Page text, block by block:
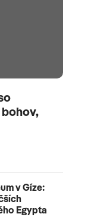
v Gíze:
Egypta